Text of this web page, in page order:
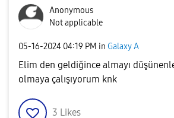
Anonymous
Not applicable
‎05-16-2024 04:19 PM in Galaxy A
Elim den geldiğince almayı
olmaya çalışıyorum knk
3 Likes